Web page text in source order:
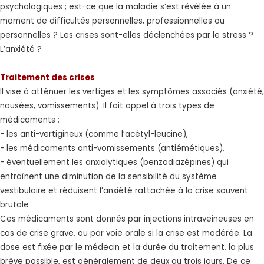
psychologiques ; est-ce que la maladie s’est révélée à un
moment de difficultés personnelles, professionnelles ou
personnelles ? Les crises sont-elles déclenchées par le stress ?
L’anxiété ?
Traitement des crises
Il vise à atténuer les vertiges et les symptômes associés (anxiété,
nausées, vomissements). Il fait appel à trois types de
médicaments :
- les anti-vertigineux (comme l’acétyl-leucine),
- les médicaments anti-vomissements (antiémétiques),
- éventuellement les anxiolytiques (benzodiazépines) qui
entraînent une diminution de la sensibilité du système
vestibulaire et réduisent l’anxiété rattachée à la crise souvent
brutale
Ces médicaments sont donnés par injections intraveineuses en
cas de crise grave, ou par voie orale si la crise est modérée. La
dose est fixée par le médecin et la durée du traitement, la plus
brève possible, est généralement de deux ou trois jours. De ce